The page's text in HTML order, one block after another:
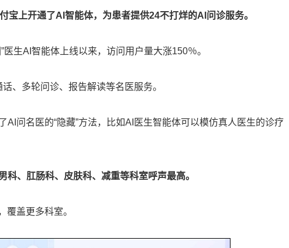
宝上开通了AI智能体，为患者提供24不打烊的AI问诊服务。
生AI智能体上线以来，访问用户量大涨150％。
、多轮问诊、报告解读等名医服务。
AI问名医的“隐藏”方法，比如AI医生智能体可以模仿真人医生的诊疗
科、肛肠科、皮肤科、减重等科室呼声最高。
覆盖更多科室。